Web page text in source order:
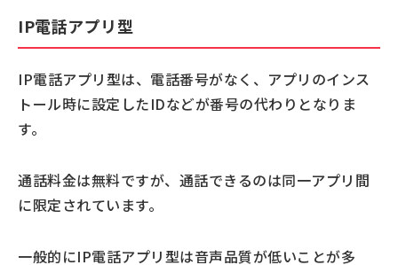
IP電話アプリ型
IP電話アプリ型は、電話番号がなく、アプリのインス
トール時に設定したIDなどが番号の代わりとなりま
す。
通話料金は無料ですが、通話できるのは同一アプリ間
に限定されています。
一般的にIP電話アプリ型は音声品質が低いことが多